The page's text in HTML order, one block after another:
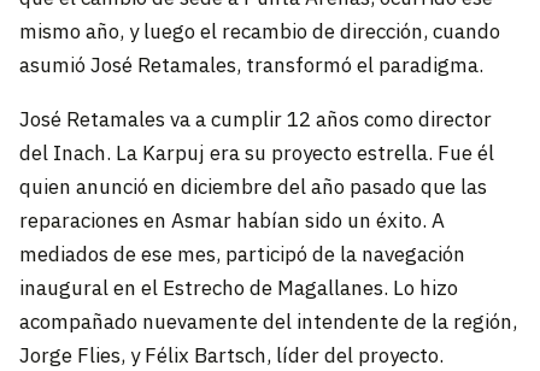
mismo año, y luego el recambio de dirección, cuando
asumió José Retamales, transformó el paradigma.
José Retamales va a cumplir 12 años como director
del Inach. La Karpuj era su proyecto estrella. Fue él
quien anunció en diciembre del año pasado que las
reparaciones en Asmar habían sido un éxito. A
mediados de ese mes, participó de la navegación
inaugural en el Estrecho de Magallanes. Lo hizo
acompañado nuevamente del intendente de la región,
Jorge Flies, y Félix Bartsch, líder del proyecto.